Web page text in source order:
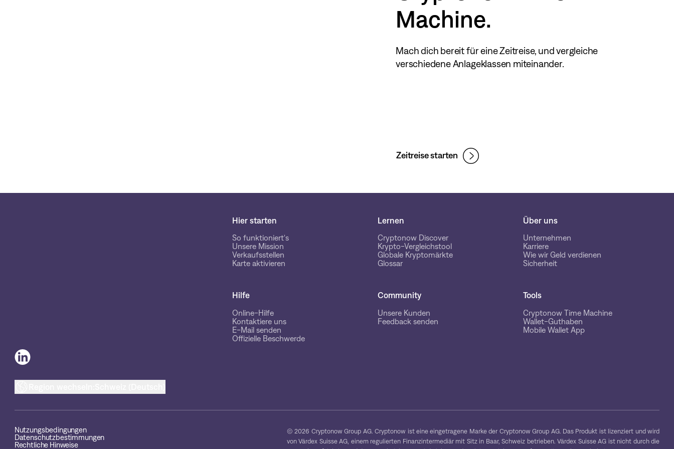
Machine.
Mach dich bereit für eine Zeitreise, und vergleiche
verschiedene Anlageklassen miteinander.
Zeitreise starten
Hier starten
So funktioniert's
Unsere Mission
Verkaufsstellen
Karte aktivieren
Lernen
Cryptonow Discover
Krypto-Vergleichstool
Globale Kryptomärkte
Glossar
Über uns
Unternehmen
Karriere
Wie wir Geld verdienen
Sicherheit
Hilfe
Online-Hilfe
Kontaktiere uns
E-Mail senden
Offizielle Beschwerde
Community
Unsere Kunden
Feedback senden
Tools
Cryptonow Time Machine
Wallet-Guthaben
Mobile Wallet App
Nutzungsbedingungen
Datenschutzbestimmungen
Rechtliche Hinweise
© 2026 Cryptonow Group AG. Cryptonow ist eine eingetragene Marke der Cryptonow Group AG. Das Produkt ist lizenziert und wird
von Värdex Suisse AG, einem regulierten Finanzintermediär mit Sitz in Baar, Schweiz betrieben. Värdex Suisse AG ist nicht durch die